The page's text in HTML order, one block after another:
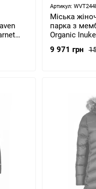
Артикул:
Міська
парка з
Organic
9 971 грн